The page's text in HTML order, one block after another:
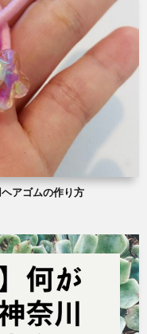
アゴムの作り方